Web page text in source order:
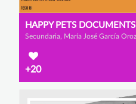
HAPPY PETS DOCUMENTS
+20